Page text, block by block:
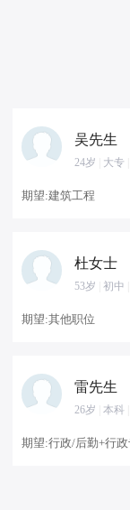
吴先生
24岁 大专
期望:建筑工程
杜女士
53岁 初中
期望:其他职位
雷先生
26岁 本科